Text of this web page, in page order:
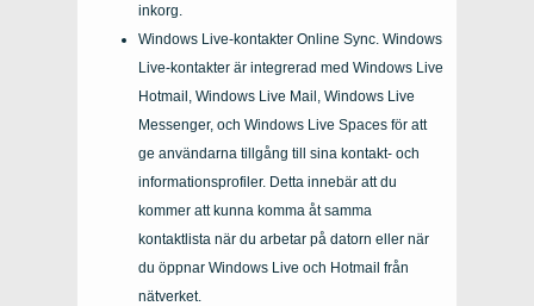
inkorg.
Windows Live-kontakter Online Sync. Windows
Live-kontakter är integrerad med Windows Live
Hotmail, Windows Live Mail, Windows Live
Messenger, och Windows Live Spaces för att
ge användarna tillgång till sina kontakt- och
informationsprofiler. Detta innebär att du
kommer att kunna komma åt samma
kontaktlista när du arbetar på datorn eller när
du öppnar Windows Live och Hotmail från
nätverket.